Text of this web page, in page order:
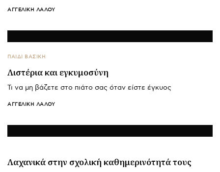
ΑΓΓΕΛΙΚΉ ΛΆΛΟΥ
ΠΑΙΔΙ ΒΑΣΙΚΉ
Λιστέρια και εγκυμοσύνη
Τι να μη βάζετε στο πιάτο σας όταν είστε έγκυος
ΑΓΓΕΛΙΚΉ ΛΆΛΟΥ
Λαχανικά στην σχολική καθημερινότητά τους